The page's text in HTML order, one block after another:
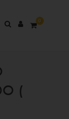
0
(